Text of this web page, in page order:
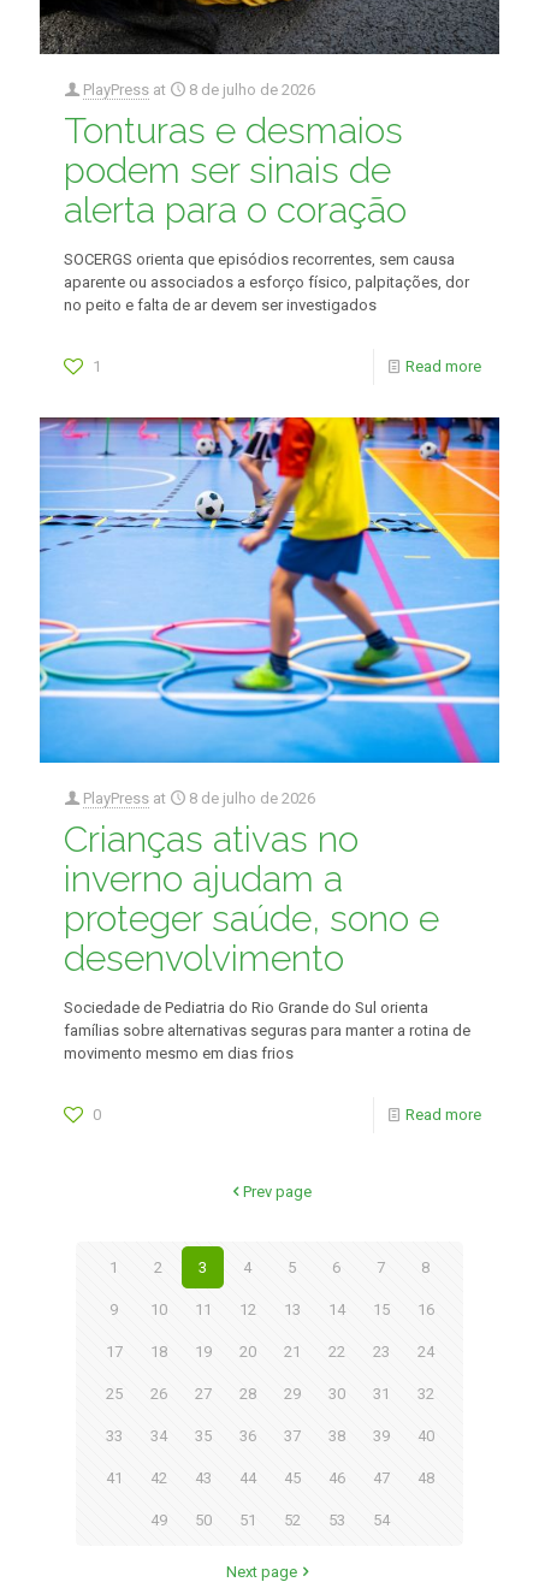
PlayPress at 8 de julho de 2026
Tonturas e desmaios
podem ser sinais de
alerta para o coração
SOCERGS orienta que episódios recorrentes, sem causa
aparente ou associados a esforço físico, palpitações, dor
no peito e falta de ar devem ser investigados
1 Read more
PlayPress at 8 de julho de 2026
Crianças ativas no
inverno ajudam a
proteger saúde, sono e
desenvolvimento
Sociedade de Pediatria do Rio Grande do Sul orienta
famílias sobre alternativas seguras para manter a rotina de
movimento mesmo em dias frios
0 Read more
Prev page
1 2 3 4 5 6 7 8
9 10 11 12 13 14 15 16
17 18 19 20 21 22 23 24
25 26 27 28 29 30 31 32
33 34 35 36 37 38 39 40
41 42 43 44 45 46 47 48
49 50 51 52 53 54
Next page